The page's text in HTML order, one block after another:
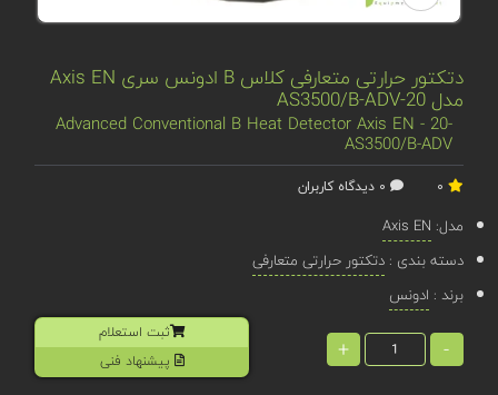
دتکتور حرارتی متعارفی کلاس B ادونس سری Axis EN
مدل 20-AS3500/B-ADV
Advanced Conventional B Heat Detector Axis EN - 20-
AS3500/B-ADV
مدل: Axis EN
دسته بندی :دتکتور حرارتی متعارفی
برند : ادونس
-
+
ثبت استعلام
پیشنهاد فنی